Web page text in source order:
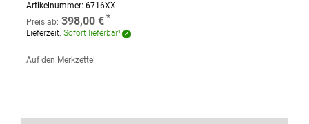
Artikelnummer: 6716XX
Preis ab: 398,00 €
Lieferzeit: Sofort lieferbar¹
Auf den Merkzettel